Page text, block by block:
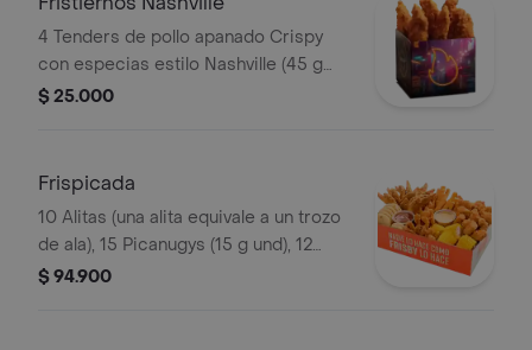
4 Tenders de pollo apanado Crispy
con especias estilo Nashville (45 g
und), sirope de miel picante. Imagen
$ 25.000
Frispicada
10 Alitas (una alita equivale a un trozo
de ala), 15 Picanugys (15 g und), 12
tornados de pollo (12 g und), 15
$ 94.900